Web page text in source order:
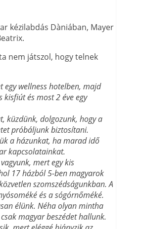
kézilabdás Dàniában, Mayer
nem játszol, hogy telnek
egy wellness hotelben, majd
kisfiút és most 2 éve egy
küzdünk, dolgozunk, hogy a
próbáljunk biztosítani.
a házunkat, ha marad idő
kapcsolatainkat.
mert egy kis
17 házból 5-ben magyarok
szomszédságunkban. A
és a sógórnőméké.
élünk. Néha olyan mintha
magyar beszédet hallunk.